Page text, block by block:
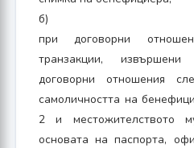
б)
при договорни
транзакции,
договорни отношения
самоличността на
2 и местожителството
основата на паспорта,